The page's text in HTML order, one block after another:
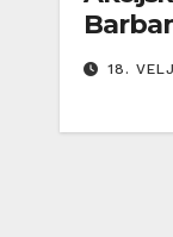
18.